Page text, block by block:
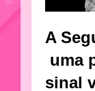
A
uma
sinal